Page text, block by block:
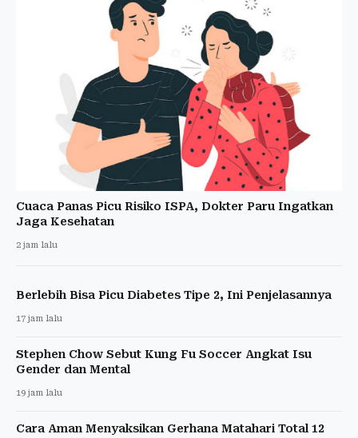
Cuaca Panas Picu Risiko ISPA, Dokter Paru Ingatkan
Jaga Kesehatan
2 jam lalu
Berlebih Bisa Picu Diabetes Tipe 2, Ini Penjelasannya
17 jam lalu
Stephen Chow Sebut Kung Fu Soccer Angkat Isu
Gender dan Mental
19 jam lalu
Cara Aman Menyaksikan Gerhana Matahari Total 12